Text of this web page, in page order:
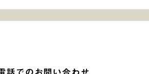
話でのお問い合わせ